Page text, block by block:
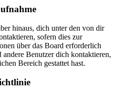
hinaus, dich unter den von dir
sofern dies zur
über das Board erforderlich
Benutzer dich kontaktieren,
Bereich gestattet hast.